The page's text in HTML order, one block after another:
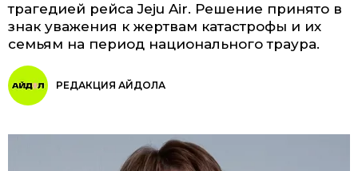
трагедией рейса Jeju Air. Решение принято в
знак уважения к жертвам катастрофы и их
семьям на период национального траура.
РЕДАКЦИЯ АЙДОЛА